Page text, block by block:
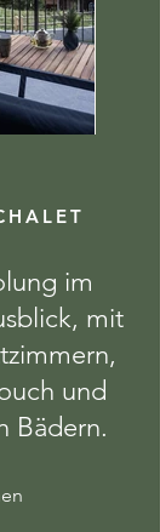
im
mit
und
Bädern.